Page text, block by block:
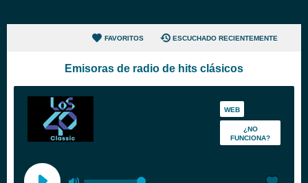
FAVORITOS ESCUCHADO RECIENTEMENTE
Emisoras de radio de hits clásicos
WEB
¿NO
FUNCIONA?